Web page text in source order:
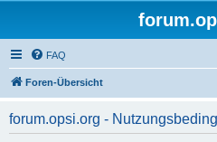
FAQ
Foren-Übersicht
forum.opsi.org -